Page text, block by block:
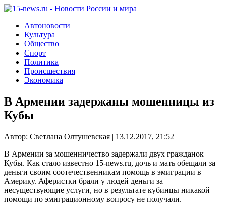
Автоновости
Культура
Общество
Спорт
Политика
Происшествия
Экономика
В Армении задержаны мошенницы из
Кубы
Автор: Светлана Олтушевская | 13.12.2017, 21:52
В Армении за мошенничество задержали двух гражданок
Кубы. Как стало известно 15-news.ru, дочь и мать обещали за
деньги своим соотечественникам помощь в эмиграции в
Америку. Аферистки брали у людей деньги за
несуществующие услуги, но в результате кубинцы никакой
помощи по эмиграционному вопросу не получали.